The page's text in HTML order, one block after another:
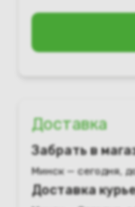
Доставка
Забрать в
Минск — сегодня,
Доставка